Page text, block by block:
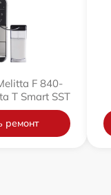
F 840-
T Smart SST
ремонт